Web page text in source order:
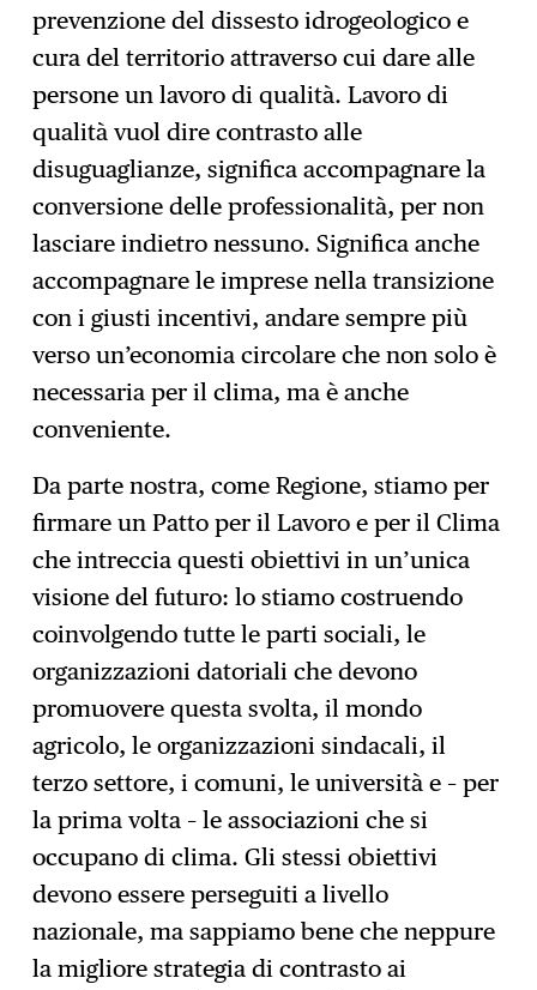
prevenzione del dissesto idrogeologico e
cura del territorio attraverso cui dare alle
persone un lavoro di qualità. Lavoro di
qualità vuol dire contrasto alle
disuguaglianze, significa accompagnare la
conversione delle professionalità, per non
lasciare indietro nessuno. Significa anche
accompagnare le imprese nella transizione
con i giusti incentivi, andare sempre più
verso un’economia circolare che non solo è
necessaria per il clima, ma è anche
conveniente.
Da parte nostra, come Regione, stiamo per
firmare un Patto per il Lavoro e per il Clima
che intreccia questi obiettivi in un’unica
visione del futuro: lo stiamo costruendo
coinvolgendo tutte le parti sociali, le
organizzazioni datoriali che devono
promuovere questa svolta, il mondo
agricolo, le organizzazioni sindacali, il
terzo settore, i comuni, le università e – per
la prima volta – le associazioni che si
occupano di clima. Gli stessi obiettivi
devono essere perseguiti a livello
nazionale, ma sappiamo bene che neppure
la migliore strategia di contrasto ai